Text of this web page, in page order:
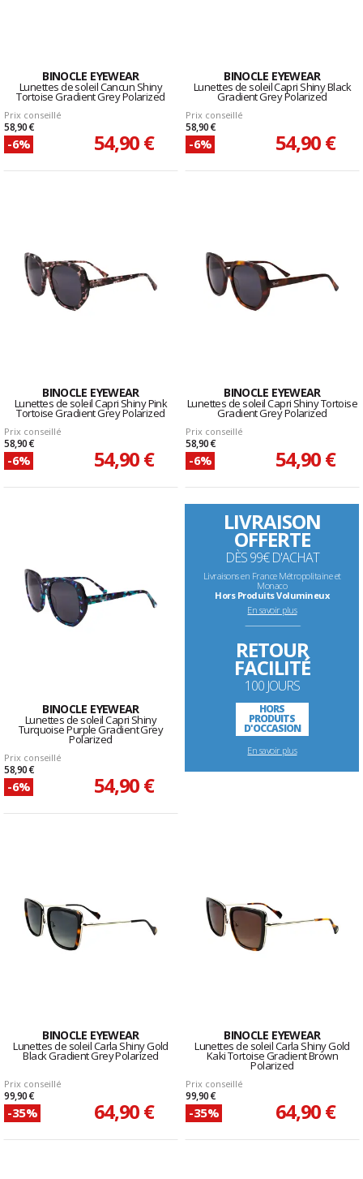
BINOCLE EYEWEAR
Lunettes de soleil Cancun Shiny
Tortoise Gradient Grey Polarized
Prix conseillé
58,90 €
-6% 54,90 €
BINOCLE EYEWEAR
Lunettes de soleil Capri Shiny Black
Gradient Grey Polarized
Prix conseillé
58,90 €
-6% 54,90 €
BINOCLE EYEWEAR
Lunettes de soleil Capri Shiny Pink
Tortoise Gradient Grey Polarized
Prix conseillé
58,90 €
-6% 54,90 €
BINOCLE EYEWEAR
Lunettes de soleil Capri Shiny Tortoise
Gradient Grey Polarized
Prix conseillé
58,90 €
-6% 54,90 €
BINOCLE EYEWEAR
Lunettes de soleil Capri Shiny
Turquoise Purple Gradient Grey
Polarized
Prix conseillé
58,90 €
-6% 54,90 €
LIVRAISON
OFFERTE
DÈS 99€ D'ACHAT
Livraisons en France Métropolitaine et
Monaco
Hors Produits Volumineux
En savoir plus
--------------------------------------------------------------------
RETOUR
FACILITÉ
100 JOURS
HORS
PRODUITS
D'OCCASION
En savoir plus
BINOCLE EYEWEAR
Lunettes de soleil Carla Shiny Gold
Black Gradient Grey Polarized
Prix conseillé
99,90 €
-35% 64,90 €
BINOCLE EYEWEAR
Lunettes de soleil Carla Shiny Gold
Kaki Tortoise Gradient Brown
Polarized
Prix conseillé
99,90 €
-35% 64,90 €